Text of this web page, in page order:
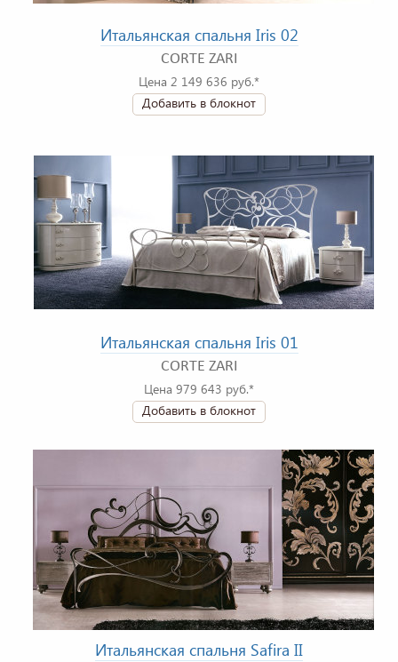
Итальянская спальня Iris 02
CORTE ZARI
Цена 2 149 636 руб.*
Добавить в блокнот
Итальянская спальня Iris 01
CORTE ZARI
Цена 979 643 руб.*
Добавить в блокнот
Итальянская спальня Safira II